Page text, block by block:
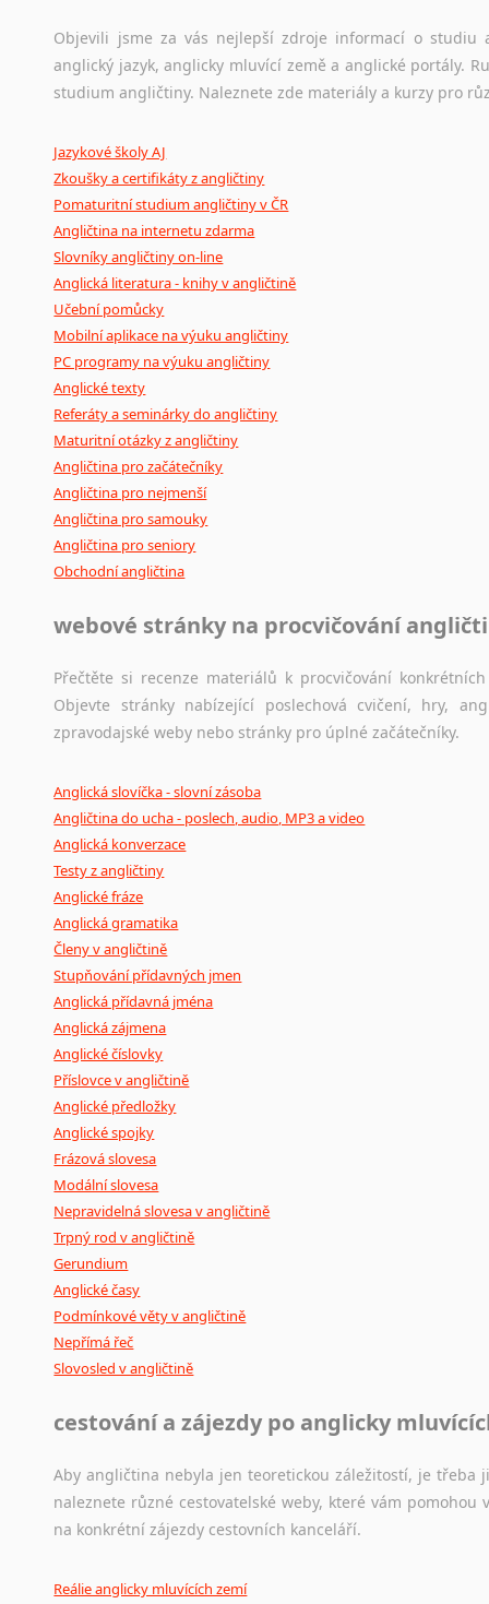
původního zdroje textu.
Ostatní pomůcky pro překladatele
poradny a pravidla
Objevili jsme za vás nejlepší zdroje informací o studiu
anglický jazyk, anglicky mluvící země a anglické portály.
studium angličtiny. Naleznete zde materiály a kurzy pro
Jazykové školy AJ
Zkoušky a certifikáty z angličtiny
Pomaturitní studium angličtiny v ČR
Angličtina na internetu zdarma
Slovníky angličtiny on-line
Anglická literatura - knihy v angličtině
Učební pomůcky
Mobilní aplikace na výuku angličtiny
PC programy na výuku angličtiny
Anglické texty
Referáty a seminárky do angličtiny
Maturitní otázky z angličtiny
Angličtina pro začátečníky
Angličtina pro nejmenší
Angličtina pro samouky
Angličtina pro seniory
Obchodní angličtina
webové stránky na procvičování
Přečtěte si recenze materiálů k procvičování
Objevte stránky nabízející poslechová cvičení, hry,
zpravodajské weby nebo stránky pro úplné začátečníky.
Anglická slovíčka - slovní zásoba
Angličtina do ucha - poslech, audio, MP3 a video
Anglická konverzace
Testy z angličtiny
Anglické fráze
Anglická gramatika
Členy v angličtině
Stupňování přídavných jmen
Anglická přídavná jména
Anglická zájmena
Anglické číslovky
Příslovce v angličtině
Anglické předložky
Anglické spojky
Frázová slovesa
Modální slovesa
Nepravidelná slovesa v angličtině
Trpný rod v angličtině
Gerundium
Anglické časy
Podmínkové věty v angličtině
Nepřímá řeč
Slovosled v angličtině
cestování a zájezdy po anglicky
Aby angličtina nebyla jen teoretickou záležitostí, je
naleznete různé cestovatelské weby, které vám
na konkrétní zájezdy cestovních kanceláří.
Reálie anglicky mluvících zemí